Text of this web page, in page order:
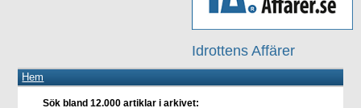
Idrottens Affärer
Hem
Sök bland 12.000 artiklar i arkivet: